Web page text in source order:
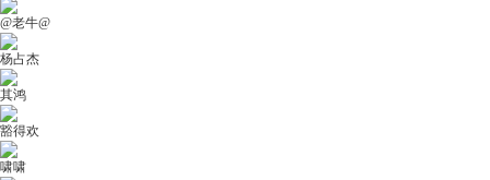
@老牛@
杨占杰
其鸿
豁得欢
啸啸